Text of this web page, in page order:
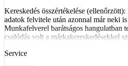
Kereskedés összértékelése
adatok felvitele után azonnal már neki
Munkafelverel barátságos hangulatban
csalódás volt a márkakereskedésekkel
Service